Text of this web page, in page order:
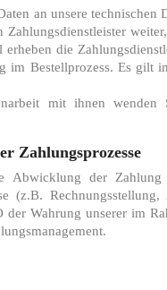
an unsere technischen
die
Bestellprozess. Es gilt
mit ihnen
Zahlungsprozesse
der Zahlung
(z.B.
Wahrung unserer im